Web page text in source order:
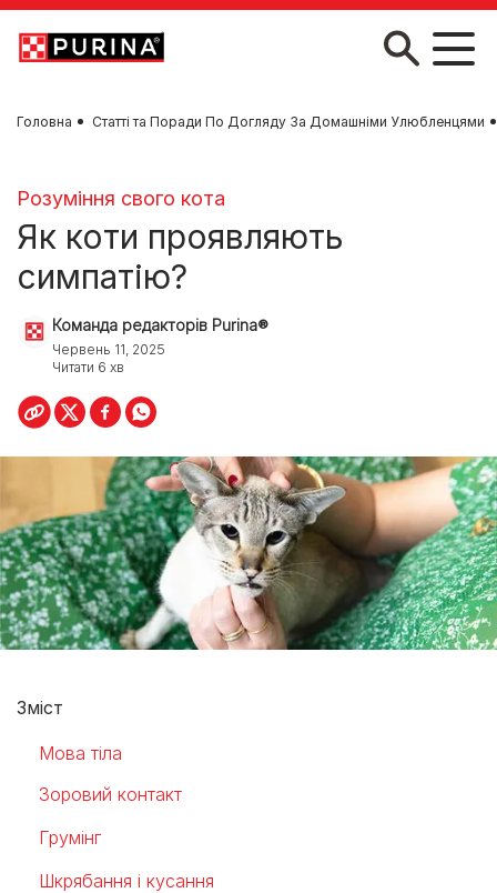
Skip to main content
Головна Статті та Поради По Догляду За Домашніми Улюбленцями
Розуміння свого кота
Як коти проявляють
симпатію?
Команда редакторів Purina®
Червень 11, 2025
Читати 6 хв
Зміст
Мова тіла
Зоровий контакт
Грумінг
Шкрябання і кусання